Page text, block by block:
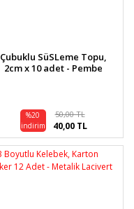
Çubuklu SüSLeme Topu,
2cm x 10 adet - Pembe
%20
indirim
50,00 TL
40,00 TL